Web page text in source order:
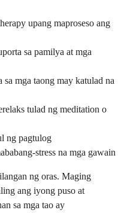
upang maproseso ang
sa pamilya at mga
sa mga taong may katulad na
tulad ng meditation o
ng pagtulog
stress na mga gawain
ng oras. Maging
ang iyong puso at
sa mga tao ay